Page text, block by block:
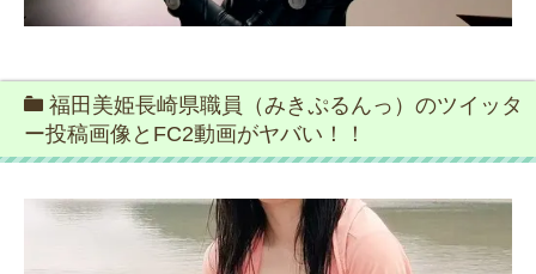
福田美姫長崎県職員（みきぷるんっ）のツイッタ
ー投稿画像とFC2動画がヤバい！！